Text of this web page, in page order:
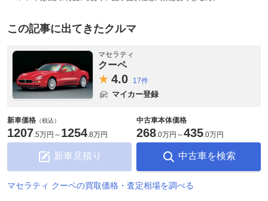
この記事に出てきたクルマ
マセラティ
クーペ
4.0 17件
マイカー登録
新車価格 （税込）
1207 5万円 ～ 1254 8万円
新車見積り
中古車本体価格
268 0万円 ～435 0万円
中古車を検索
マセラティ クーペの買取価格・査定相場を調べる